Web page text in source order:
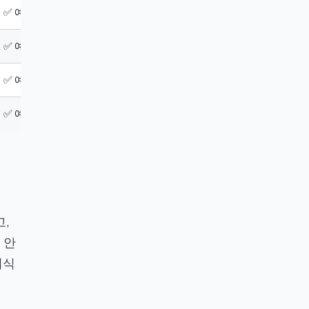
✅ 예
✅ 예
✅ 예
✅ 예
,
안